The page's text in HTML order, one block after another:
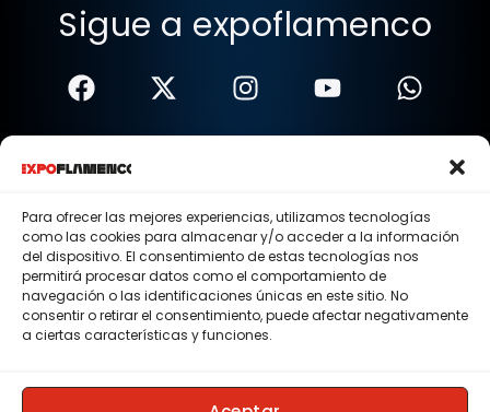
Para ofrecer las mejores experiencias, utilizamos tecnologías
como las cookies para almacenar y/o acceder a la información
del dispositivo. El consentimiento de estas tecnologías nos
permitirá procesar datos como el comportamiento de
navegación o las identificaciones únicas en este sitio. No
consentir o retirar el consentimiento, puede afectar negativamente
a ciertas características y funciones.
Sigue a expoflamenco
Términos Y Condiciones
Política De Privacidad
Política De Cookies
Aviso Legal
© 2015 - 2026 . Todos los derechos reservados.
Contacto